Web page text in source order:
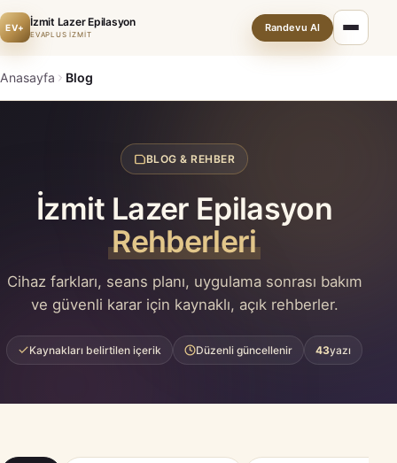
EV+ İzmit Lazer Epilasyon
EVAPLUS İZMİT
Randevu Al
Anasayfa Blog
BLOG & REHBER
İzmit Lazer Epilasyon
Rehberleri
Cihaz farkları, seans planı, uygulama sonrası bakım
ve güvenli karar için kaynaklı, açık rehberler.
Kaynakları belirtilen içerik Düzenli güncellenir 43yazı